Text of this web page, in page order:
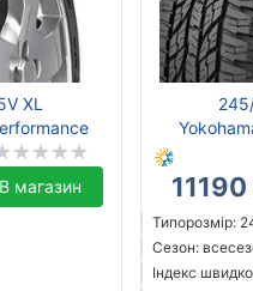
XL
В магазин
Типорозмір:
Сезон:
Індекс